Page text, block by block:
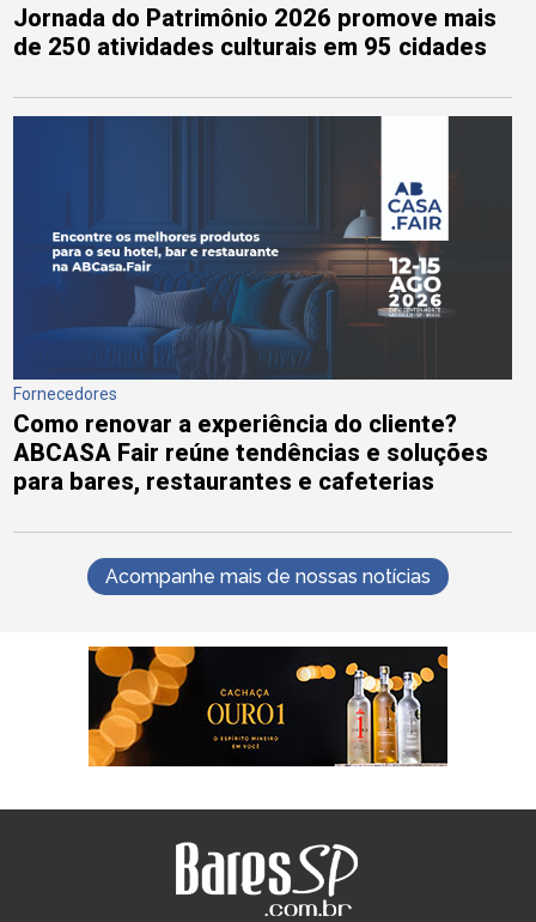
Jornada do Patrimônio 2026 promove mais
de 250 atividades culturais em 95 cidades
Fornecedores
Como renovar a experiência do cliente?
ABCASA Fair reúne tendências e soluções
para bares, restaurantes e cafeterias
Acompanhe mais de nossas notícias